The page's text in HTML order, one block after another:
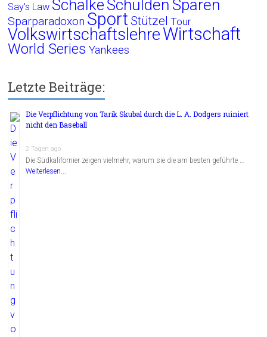
Say's Law Schalke Schulden Sparen
Sparparadoxon Sport Stützel Tour
VolkswirtschaftslehreWirtschaft
World Series Yankees
Letzte Beiträge:
Die Verpflichtung von Tarik Skubal durch die L. A. Dodgers ruiniert
nicht den Baseball
2 Tagen ago
Die Südkalifornier zeigen vielmehr, warum sie die am besten geführte …
Weiterlesen...